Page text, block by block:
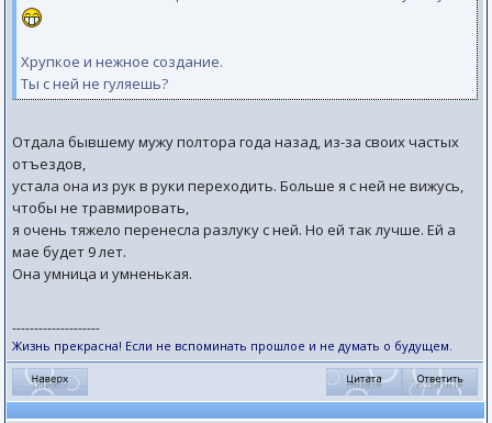
Хрупкое и нежное создание.
Ты с ней не гуляешь?
Отдала бывшему мужу полтора года назад, из-за своих частых
отъездов,
устала она из рук в руки переходить. Больше я с ней не вижусь,
чтобы не травмировать,
я очень тяжело перенесла разлуку с ней. Но ей так лучше. Ей а
мае будет 9 лет.
Она умница и умненькая.
--------------------
Жизнь прекрасна! Если не вспоминать прошлое и не думать о будущем.